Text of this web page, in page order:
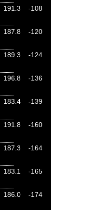
191.3
-108
187.8
-120
189.3
-124
196.8
-136
183.4
-139
191.8
-160
187.3
-164
183.1
-165
186.0
-174